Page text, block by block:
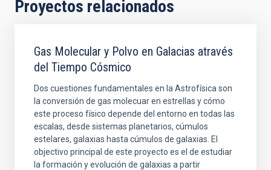
Proyectos relacionados
Gas Molecular y Polvo en Galacias através
del Tiempo Cósmico
Dos cuestiones fundamentales en la Astrofísica son
la conversión de gas molecuar en estrellas y cómo
este proceso físico depende del entorno en todas las
escalas, desde sistemas planetarios, cúmulos
estelares, galaxias hasta cúmulos de galaxias. El
objectivo principal de este proyecto es el de estudiar
la formación y evolución de galaxias a partir